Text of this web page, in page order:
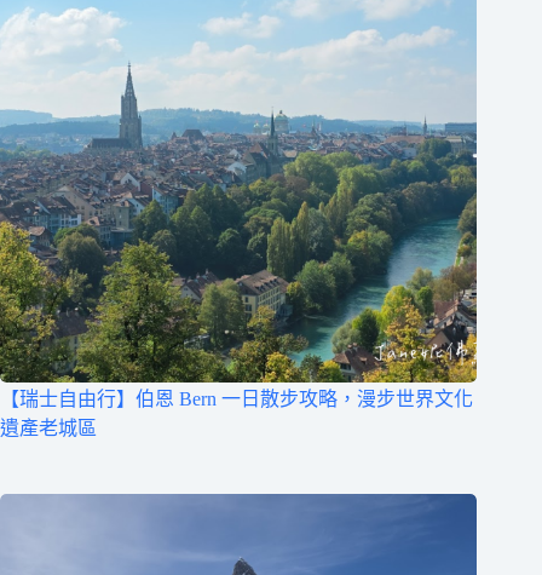
【瑞士自由行】伯恩 Bern 一日散步攻略，漫步世界文化
遺產老城區